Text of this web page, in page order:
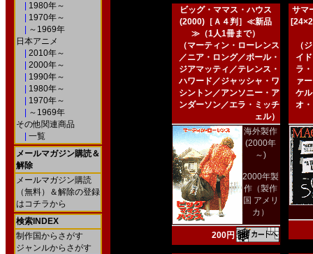
1980年～
1970年～
～1969年
日本アニメ
2010年～
2000年～
1990年～
1980年～
1970年～
～1969年
その他関連商品
一覧
メールマガジン購読＆
解除
メールマガジン購読
（無料）＆解除の登録
はコチラから
検索INDEX
制作国からさがす
ジャンルからさがす
ビッグ・ママス・ハウス
(2000)［Ａ４判］≪新品
≫（1人1冊まで）
（マーティン・ローレンス
／ニア・ロング／ポール・
ジアマッティ／テレンス・
ハワード／ジャッシャ・ワ
シントン／アンソニー・ア
ンダーソン／エラ・ミッチ
ェル）
海外製作
(2000年
～)
2000年製
作（製作
国 アメリ
カ）
200円
サマ
（
イ
ラ
ァ
ケ
オ